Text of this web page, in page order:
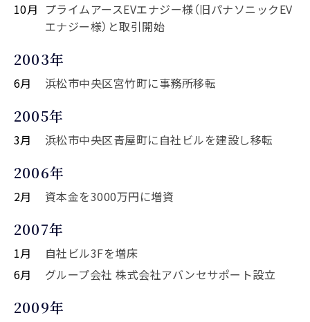
10月 プライムアースEVエナジー様（旧パナソニックEV
エナジー様）と取引開始
2003年
6月 浜松市中央区宮竹町に事務所移転
2005年
3月 浜松市中央区青屋町に自社ビルを建設し移転
2006年
2月 資本金を3000万円に増資
2007年
1月
自社ビル3Fを増床
6月
グループ会社 株式会社アバンセサポート設立
2009年